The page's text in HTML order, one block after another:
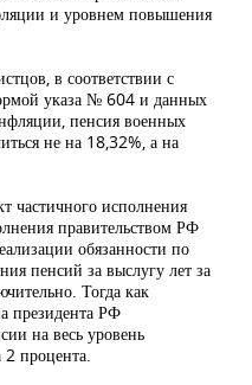
и уровнем повышения
в соответствии с
указа № 604 и данных
пенсия военных
не на 18,32%, а на
частичного исполнения
правительством РФ
обязанности по
пенсий за выслугу лет за
Тогда как
президента РФ
на весь уровень
процента.